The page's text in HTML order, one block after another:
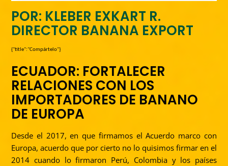
POR: KLEBER EXKART R.
DIRECTOR BANANA EXPORT
{"title":"Compártelo"}
ECUADOR: FORTALECER
RELACIONES CON LOS
IMPORTADORES DE BANANO
DE EUROPA
Desde el 2017, en que firmamos el Acuerdo marco con
Europa, acuerdo que por cierto no lo quisimos firmar en el
2014 cuando lo firmaron Perú, Colombia y los países